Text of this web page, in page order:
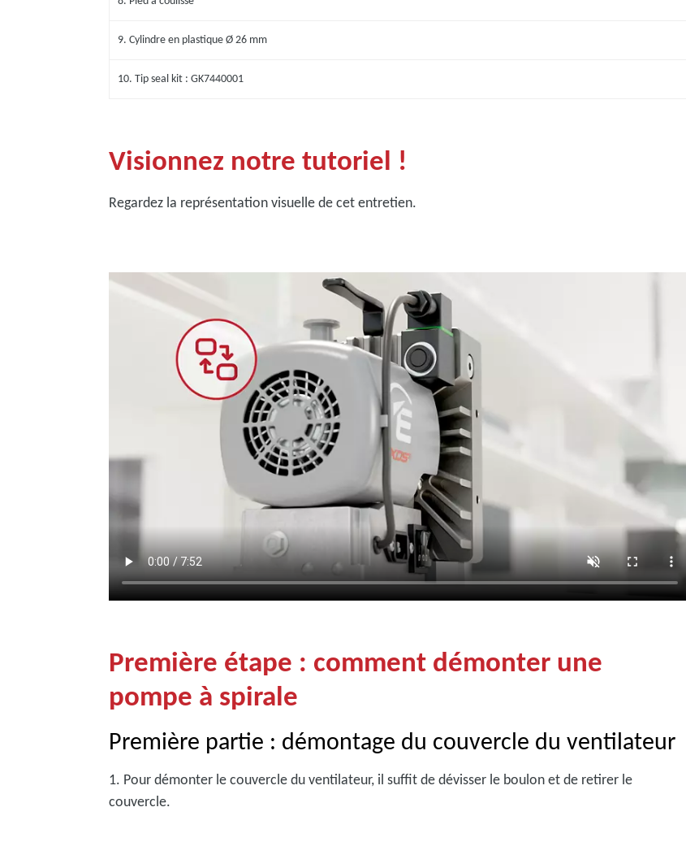
9. Cylindre en plastique Ø 26 mm
10. Tip seal kit : GK7440001
Visionnez notre tutoriel !
Regardez la représentation visuelle de cet entretien.
Première étape : comment démonter une
pompe à spirale
Première partie : démontage du couvercle du ventilateur
1. Pour démonter le couvercle du ventilateur, il suffit de dévisser le boulon et de retirer le
couvercle.